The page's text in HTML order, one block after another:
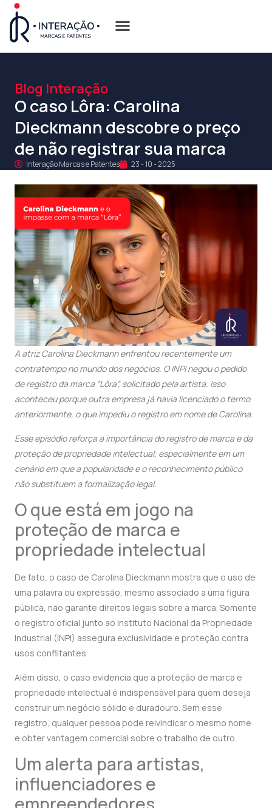
Blog Interação
O caso Lôra: Carolina
Dieckmann descobre o preço
de não registrar sua marca
Interação Marcas e Patentes 23 - 10 - 2025
A atriz Carolina Dieckmann enfrentou recentemente um
contratempo no mundo dos negócios. O INPI negou o pedido
de registro da marca “Lôra”, solicitado pela artista. Isso
aconteceu porque outra empresa já havia licenciado o termo
anteriormente, o que impediu o registro em nome de Carolina.
Esse episódio reforça a importância do registro de marca e da
proteção de propriedade intelectual, especialmente em um
cenário em que a popularidade e o reconhecimento público
não substituem a formalização legal.
O que está em jogo na
proteção de marca e
propriedade intelectual
De fato, o caso de Carolina Dieckmann mostra que o uso de
uma palavra ou expressão, mesmo associado a uma figura
pública, não garante direitos legais sobre a marca. Somente
o registro oficial junto ao Instituto Nacional da Propriedade
Industrial (INPI) assegura exclusividade e proteção contra
usos conflitantes.
Além disso, o caso evidencia que a proteção de marca e
propriedade intelectual é indispensável para quem deseja
construir um negócio sólido e duradouro. Sem esse
registro, qualquer pessoa pode reivindicar o mesmo nome
e obter vantagem comercial sobre o trabalho de outro.
Um alerta para artistas,
influenciadores e